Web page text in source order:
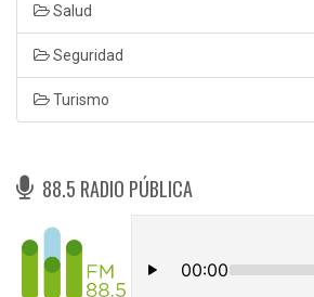
Salud
Seguridad
Turismo
88.5 RADIO PÚBLICA